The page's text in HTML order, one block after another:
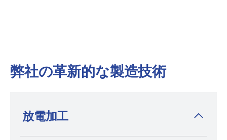
弊社の革新的な製造技術
放電加工